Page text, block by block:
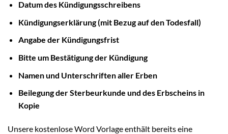
Datum des Kündigungsschreibens
Kündigungserklärung (mit Bezug auf den Todesfall)
Angabe der Kündigungsfrist
Bitte um Bestätigung der Kündigung
Namen und Unterschriften aller Erben
Beilegung der Sterbeurkunde und des Erbscheins in
Kopie
Unsere kostenlose Word Vorlage enthält bereits eine